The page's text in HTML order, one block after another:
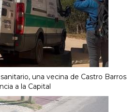
una vecina de Castro Barros
a la Capital